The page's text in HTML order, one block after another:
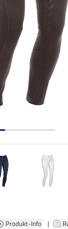
Produkt-Info |